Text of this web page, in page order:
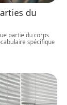
du
partie du corps
spécifique